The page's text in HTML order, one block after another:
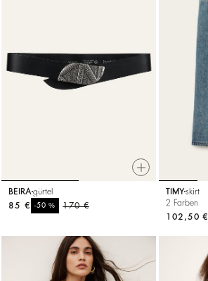
BEIRA gürtel
170 €
-50%
85 €
TIMYskirt
2 Farben
102,50 €